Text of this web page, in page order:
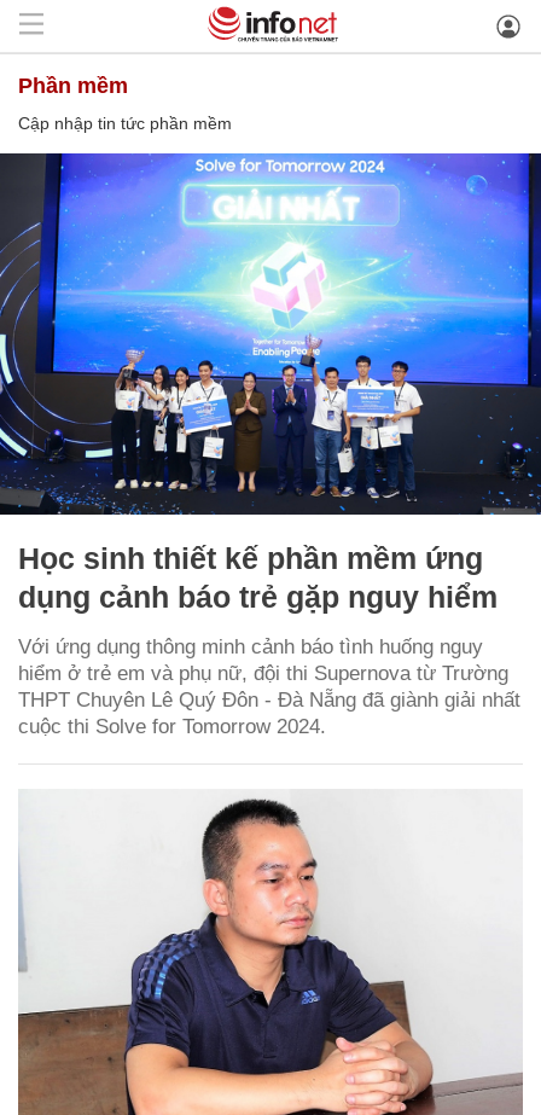
phần mềm
Cập nhập tin tức phần mềm
Học sinh thiết kế phần mềm ứng
dụng cảnh báo trẻ gặp nguy hiểm
Với ứng dụng thông minh cảnh báo tình huống nguy
hiểm ở trẻ em và phụ nữ, đội thi Supernova từ Trường
THPT Chuyên Lê Quý Đôn - Đà Nẵng đã giành giải nhất
cuộc thi Solve for Tomorrow 2024.